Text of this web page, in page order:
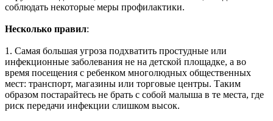
соблюдать некоторые меры профилактики.
Несколько правил:
1. Самая большая угроза подхватить простудные или
инфекционные заболевания не на детской площадке, а во
время посещения с ребенком многолюдных общественных
мест: транспорт, магазины или торговые центры. Таким
образом постарайтесь не брать с собой малыша в те места, где
риск передачи инфекции слишком высок.